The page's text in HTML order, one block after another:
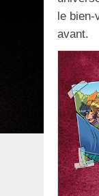
le bien-
avant.